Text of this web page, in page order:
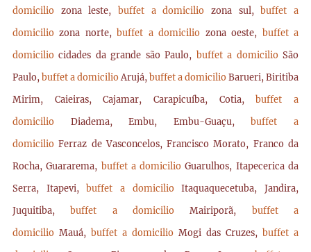
domicilio zona leste,buffet a domiciliozona sul,buffet a
domiciliozona norte,buffet a domicilio zona oeste, buffet a
domiciliocidades da grande são Paulo, buffet a domicilioSão
Paulo, buffet a domicilioArujá, buffet a domicilioBarueri, Biritiba
Mirim, Caieiras, Cajamar, Carapicuíba, Cotia,buffet a
domicilio Diadema, Embu, Embu-Guaçu,buffet a
domicilioFerraz de Vasconcelos, Francisco Morato, Franco da
Rocha, Guararema, buffet a domicilioGuarulhos, Itapecerica da
Serra, Itapevi,buffet a domicilioItaquaquecetuba, Jandira,
Juquitiba,buffet a domicilioMairiporã, buffet a
domicilio Mauá, buffet a domicilio Mogi das Cruzes, buffet a